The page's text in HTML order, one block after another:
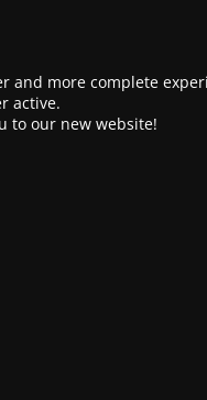
and more complete
active.
to our new website!